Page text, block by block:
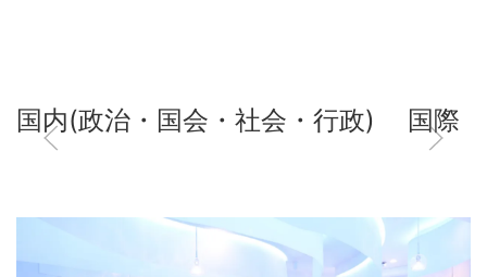
国内(政治・国会・社会・行政) 国際